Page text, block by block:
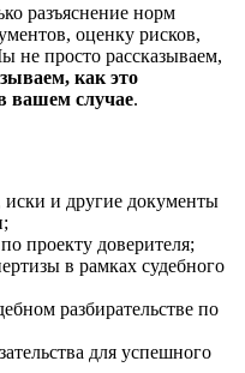
разъяснение норм
оценку рисков,
не просто рассказываем,
как это
вашем случае.
и другие документы
проекту доверителя;
в рамках судебного
разбирательстве по
для успешного